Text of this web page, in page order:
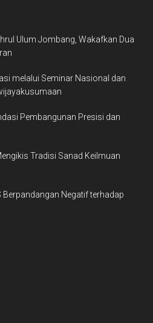
Ulum Jombang, Wakafkan Dua
melalui Seminar Nasional dan
Pembangunan Presisi dan
Tradisi Sanad Keilmuan
Negatif terhadap